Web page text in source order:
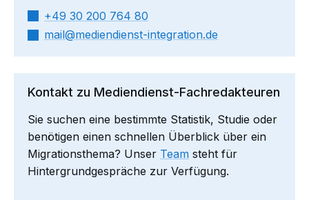
+49 30 200 764 80
mail​
mediendienst-integration.de
Kontakt zu Mediendienst-Fachredakteuren
Sie suchen eine bestimmte Statistik, Studie oder
benötigen einen schnellen Überblick über ein
Migrationsthema? Unser Team steht für
Hintergrundgespräche zur Verfügung.